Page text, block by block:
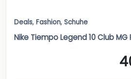
Deals, Fashion, Schuhe
Nike Tiempo Legend 10 Club MG